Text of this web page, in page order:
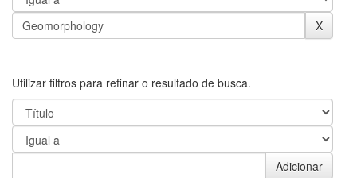
Utilizar filtros para refinar o resultado de busca.